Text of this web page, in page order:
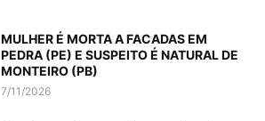
MULHER É MORTA A FACADAS EM
PEDRA (PE) E SUSPEITO É NATURAL DE
MONTEIRO (PB)
7/11/2026